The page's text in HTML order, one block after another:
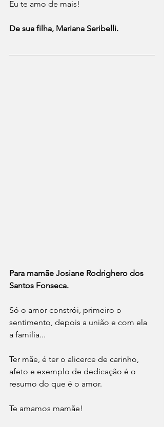
Eu te amo de mais!
De sua filha, Mariana Seribelli.
Para mamãe Josiane Rodrighero dos
Santos Fonseca.
Só o amor constrói, primeiro o
sentimento, depois a união e com ela
a família...
Ter mãe, é ter o alicerce de carinho,
afeto e exemplo de dedicação é o
resumo do que é o amor.
Te amamos mamãe!